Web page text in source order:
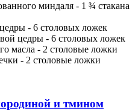
миндаля - 1 ¾ стакана
- 6 столовых ложек
цедры - 6 столовых ложек
масла - 2 столовые ложки
- 2 столовые ложки
и тмином